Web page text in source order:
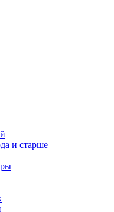
и старше